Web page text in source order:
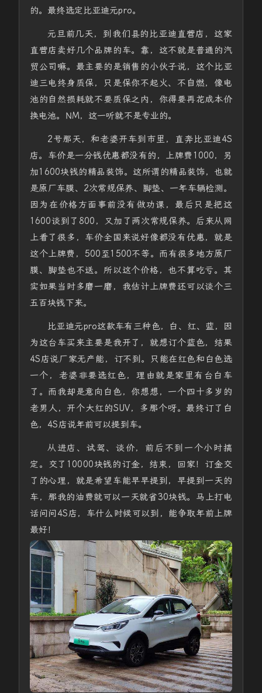
的。最终选定比亚迪元pro。
元旦前几天，到我们县的比亚迪直营店，这家
直营店卖好几个品牌的车。靠，这不就是普通的汽
贸公司嘛。最主要的是销售的小伙子说，这个比亚
迪三电终身质保，只是保你不起火、不自燃，像电
池的自然损耗就不要质保之内，你得要再花成本价
换电池。NM，这一听就不是专业的。
2号那天，和老婆开车到市里，直奔比亚迪4S
店。车价是一分钱优惠都没有的，上牌费1000，另
加1600块钱的精品装饰。这所谓的精品装饰，也就
是原厂车膜、2次常规保养、脚垫、一年车辆检测。
因为在价格方面事前没有做功课，最后只是把这
1600谈到了800，又加了两次常规保养。后来从网
上看了很多，车价全国来说好像都没有优惠，就是
这个上牌费，500至1500不等。而有很多地方原厂
膜、脚垫也不送。所以这个价格，也不算吃亏。其
实如果当时多磨一磨，我估计上牌费还可以谈个三
五百块钱下来。
比亚迪元pro这款车有三种色，白、红、蓝，因
为这台车买来主要是我开了，就想订个蓝色，结果
4S店说厂家无产能，订不到。只能在红色和白色选
一个，老婆非要选红色，理由就是家里有台白车
了。而我却是意向白色，你想想，一个四十多岁的
老男人，开个大红的SUV，多那个呀。最终订了白
色，4S店说年前可以提到车。
从进店、试驾、谈价，前后不到一个小时搞
定。交了10000块钱的订金，结束，回家！订金交
了的心理，就是希望车能早早提到，早提到一天的
车，那我的油费就可以一天就省30块钱。马上打电
话问问4S店，车什么时候可以到，能争取年前上牌
最好！